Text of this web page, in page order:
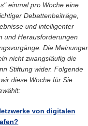
einmal pro Woche eine
Debattenbeiträge,
und intelligenter
und Herausforderungen
Die
nicht zwangsläufig die
Stiftung wider. Folgende
diese Woche für Sie
von digitalen